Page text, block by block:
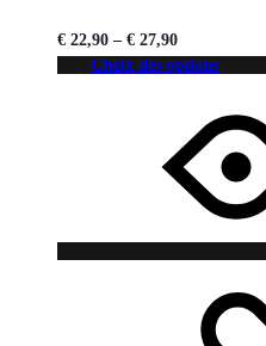
€ 22,90 – € 27,90
Choix des options